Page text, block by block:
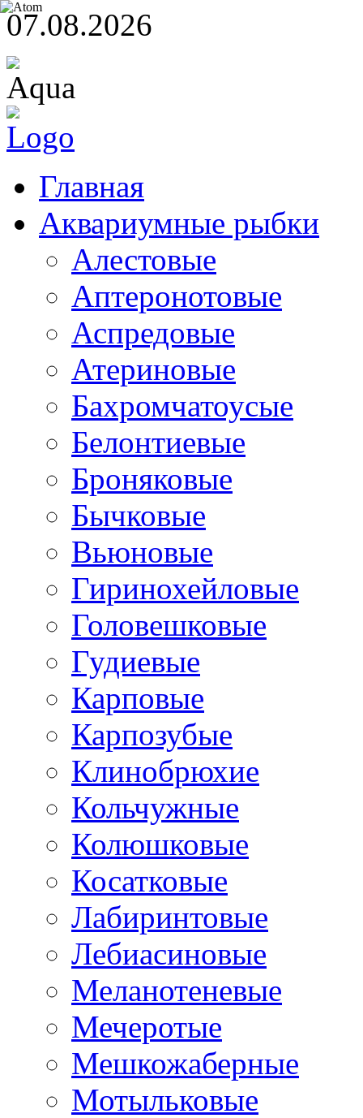
07.08.2026
Главная
Аквариумные рыбки
Алестовые
Аптеронотовые
Аспредовые
Атериновые
Бахромчатоусые
Белонтиевые
Броняковые
Бычковые
Вьюновые
Гиринохейловые
Головешковые
Гудиевые
Карповые
Карпозубые
Клинобрюхие
Кольчужные
Колюшковые
Косатковые
Лабиринтовые
Лебиасиновые
Меланотеневые
Мечеротые
Мешкожаберные
Мотыльковые